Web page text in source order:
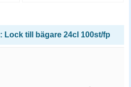
Lock till bägare 24cl 100st/fp